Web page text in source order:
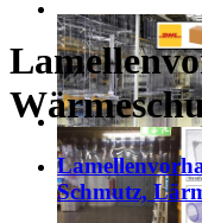
Schmutz,